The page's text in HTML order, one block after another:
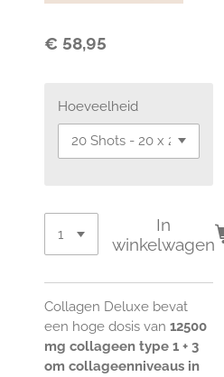
€ 58,95
Hoeveelheid
In
winkelwagen
Collagen Deluxe bevat
een hoge dosis van 12500
mg collageen type 1 + 3
om collageenniveaus in